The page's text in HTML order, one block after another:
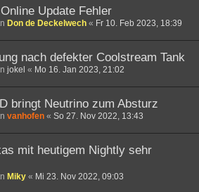
Update Fehler
Don de Deckelwech « Fr 10. Feb 2023, 18:39
nach defekter Coolstream Tank
jokel « Mo 16. Jan 2023, 21:02
bringt Neutrino zum Absturz
vanhofen « So 27. Nov 2022, 13:43
mit heutigem Nightly sehr
Miky « Mi 23. Nov 2022, 09:03